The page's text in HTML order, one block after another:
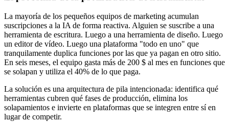
La mayoría de los pequeños equipos de marketing acumulan
suscripciones a la IA de forma reactiva. Alguien se suscribe a una
herramienta de escritura. Luego a una herramienta de diseño. Luego
un editor de vídeo. Luego una plataforma "todo en uno" que
tranquilamente duplica funciones por las que ya pagan en otro sitio.
En seis meses, el equipo gasta más de 200 $ al mes en funciones que
se solapan y utiliza el 40% de lo que paga.
La solución es una arquitectura de pila intencionada: identifica qué
herramientas cubren qué fases de producción, elimina los
solapamientos e invierte en plataformas que se integren entre sí en
lugar de competir.